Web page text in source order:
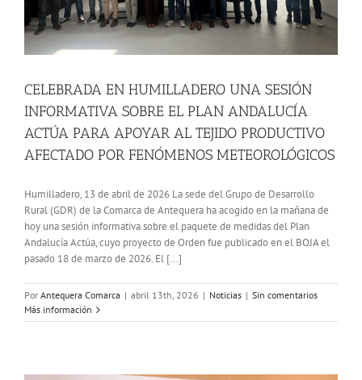
CELEBRADA EN HUMILLADERO UNA SESIÓN
INFORMATIVA SOBRE EL PLAN ANDALUCÍA
ACTÚA PARA APOYAR AL TEJIDO PRODUCTIVO
AFECTADO POR FENÓMENOS METEOROLÓGICOS
Humilladero, 13 de abril de 2026 La sede del Grupo de Desarrollo
Rural (GDR) de la Comarca de Antequera ha acogido en la mañana de
hoy una sesión informativa sobre el paquete de medidas del Plan
Andalucía Actúa, cuyo proyecto de Orden fue publicado en el BOJA el
pasado 18 de marzo de 2026. El [...]
Por Antequera Comarca | abril 13th, 2026 | Noticias | Sin comentarios
Más información